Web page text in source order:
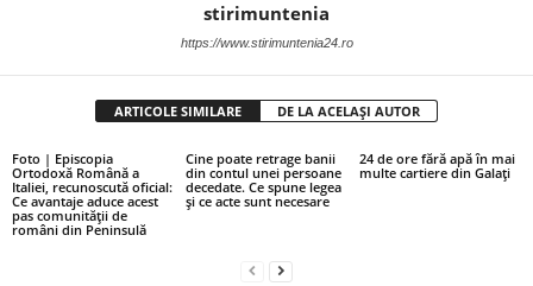
stirimuntenia
https://www.stirimuntenia24.ro
ARTICOLE SIMILARE DE LA ACELAȘI AUTOR
Foto | Episcopia
Ortodoxă Română a
Italiei, recunoscută oficial:
Ce avantaje aduce acest
pas comunității de
români din Peninsulă
Cine poate retrage banii
din contul unei persoane
decedate. Ce spune legea
și ce acte sunt necesare
24 de ore fără apă în mai
multe cartiere din Galați